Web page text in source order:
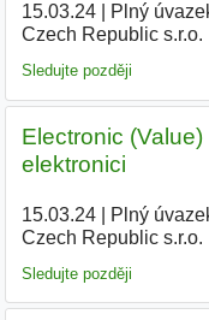
15.03.24| Plný
Czech Republic s.r.o.
Sledujte později
Electronic
elektronici
15.03.24| Plný
Czech Republic s.r.o.
Sledujte později